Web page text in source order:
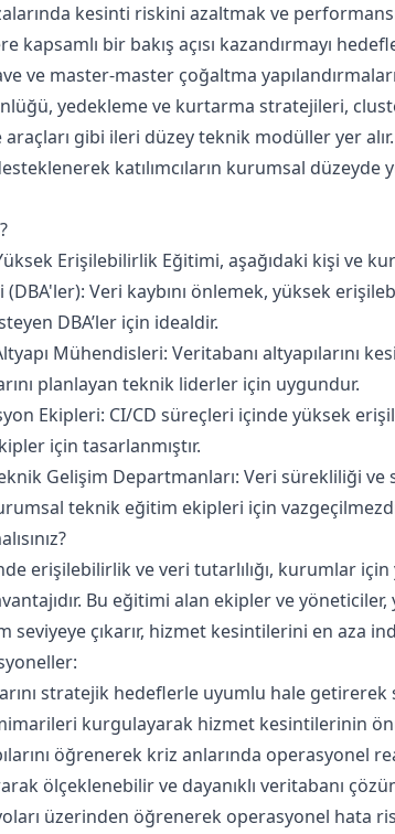
kesinti riskini azaltmak ve
kapsamlı bir bakış açısı kazandırmayı
ve master-master çoğaltma
yedekleme ve kurtarma stratejileri,
gibi ileri düzey teknik modüller yer
katılımcıların kurumsal
Erişilebilirlik Eğitimi, aşağıdaki kişi ve
(DBA'ler): Veri kaybını önlemek, yüksek
DBA’ler için idealdir.
Mühendisleri: Veritabanı altyapılarını
planlayan teknik liderler için uygundur.
Ekipleri: CI/CD süreçleri içinde yüksek
için tasarlanmıştır.
Gelişim Departmanları: Veri sürekliliği ve
teknik eğitim ekipleri için
erişilebilirlik ve veri tutarlılığı, kurumlar
Bu eğitimi alan ekipler ve
çıkarır, hizmet kesintilerini en aza
stratejik hedeflerle uyumlu hale
kurgulayarak hizmet kesintilerinin
öğrenerek kriz anlarında operasyonel
ölçeklenebilir ve dayanıklı veritabanı
üzerinden öğrenerek operasyonel hata